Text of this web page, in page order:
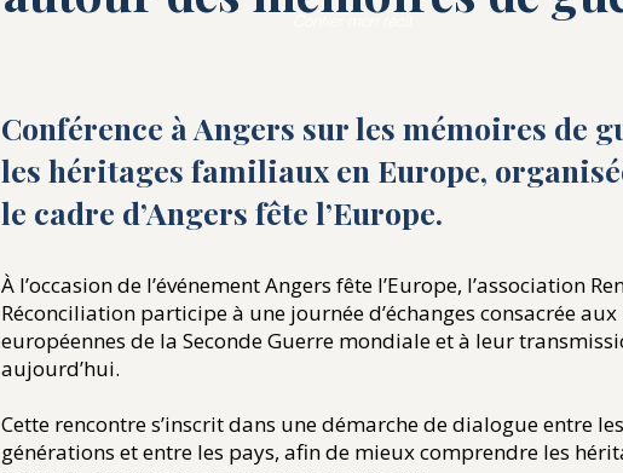
Conférence à Angers sur les mémoires de
les héritages familiaux en Europe,
le cadre d’Angers fête l’Europe.
À l’occasion de l’événement Angers fête l’Europe, l’association
Réconciliation participe à une journée d’échanges consacrée
européennes de la Seconde Guerre mondiale et à leur
aujourd’hui.
Cette rencontre s’inscrit dans une démarche de dialogue entre les
générations et entre les pays, afin de mieux comprendre les